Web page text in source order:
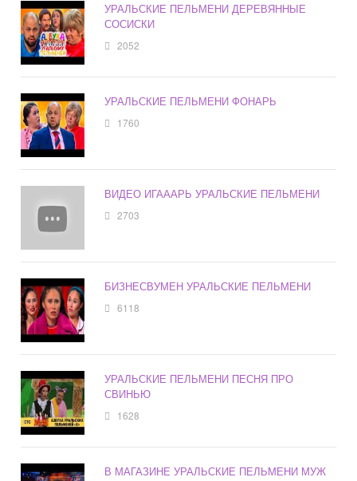
УРАЛЬСКИЕ ПЕЛЬМЕНИ ДЕРЕВЯННЫЕ
СОСИСКИ
2052
УРАЛЬСКИЕ ПЕЛЬМЕНИ ФОНАРЬ
1760
ВИДЕО ИГАААРЬ УРАЛЬСКИЕ ПЕЛЬМЕНИ
2703
БИЗНЕСВУМЕН УРАЛЬСКИЕ ПЕЛЬМЕНИ
6118
УРАЛЬСКИЕ ПЕЛЬМЕНИ ПЕСНЯ ПРО
СВИНЬЮ
1628
В МАГАЗИНЕ УРАЛЬСКИЕ ПЕЛЬМЕНИ МУЖ